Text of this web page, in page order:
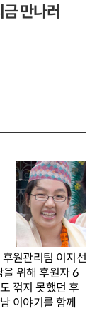
만나러
후원관리팀 이지선
을 위해 후원자 6
꺾지 못했던 후
이야기를 함께